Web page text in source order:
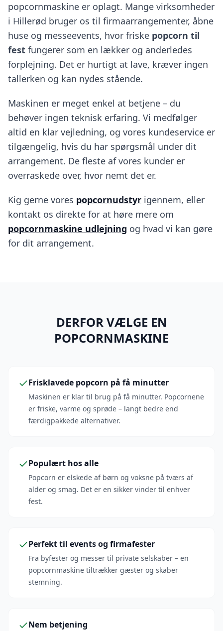
popcornmaskine er oplagt. Mange virksomheder
i Hillerød bruger os til firmaarrangementer, åbne
huse og messeevents, hvor friske popcorn til
fest fungerer som en lækker og anderledes
forplejning. Det er hurtigt at lave, kræver ingen
tallerken og kan nydes stående.
Maskinen er meget enkel at betjene – du
behøver ingen teknisk erfaring. Vi medfølger
altid en klar vejledning, og vores kundeservice er
tilgængelig, hvis du har spørgsmål under dit
arrangement. De fleste af vores kunder er
overraskede over, hvor nemt det er.
Kig gerne vores popcornudstyr igennem, eller
kontakt os direkte for at høre mere om
popcornmaskine udlejning og hvad vi kan gøre
for dit arrangement.
DERFOR VÆLGE EN
POPCORNMASKINE
Frisklavede popcorn på få minutter
Maskinen er klar til brug på få minutter. Popcornene
er friske, varme og sprøde – langt bedre end
færdigpakkede alternativer.
Populært hos alle
Popcorn er elskede af børn og voksne på tværs af
alder og smag. Det er en sikker vinder til enhver
fest.
Perfekt til events og firmafester
Fra byfester og messer til private selskaber – en
popcornmaskine tiltrækker gæster og skaber
stemning.
Nem betjening